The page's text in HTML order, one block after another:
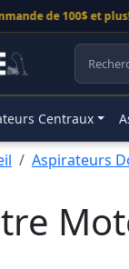
de 100$ et plus!
Centraux
Aspirateurs